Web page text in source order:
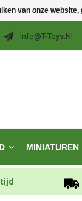
Info@t-Toys.nl
MINIATUREN
van onze